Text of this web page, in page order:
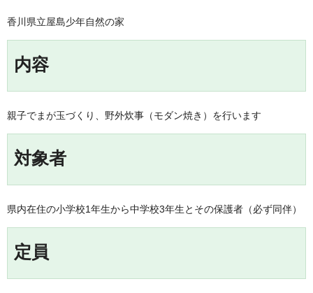
香川県立屋島少年自然の家
内容
親子でまが玉づくり、野外炊事（モダン焼き）を行います
対象者
県内在住の小学校1年生から中学校3年生とその保護者（必ず同伴）
定員